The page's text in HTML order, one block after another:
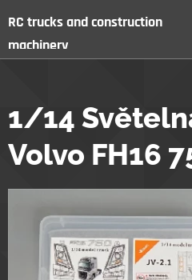
RC trucks and construction
machinery
1/14
Volvo FH16